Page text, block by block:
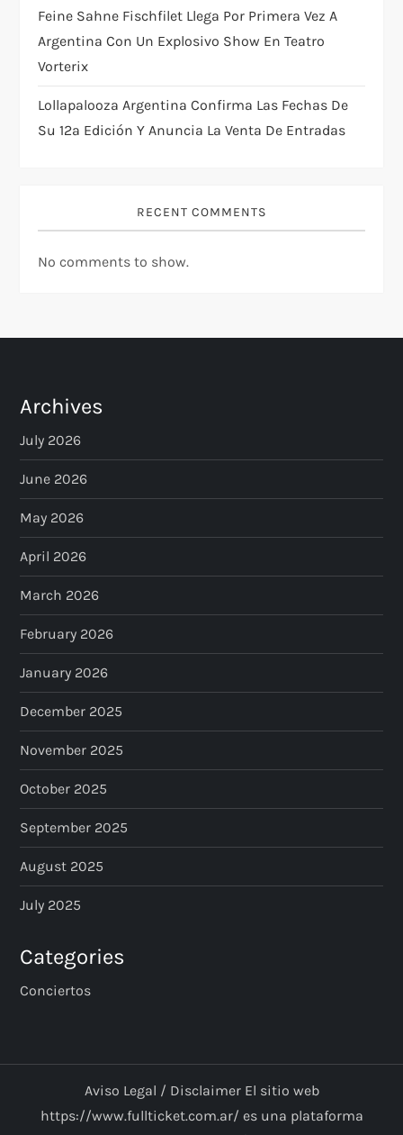
Feine Sahne Fischfilet Llega Por Primera Vez A
Argentina Con Un Explosivo Show En Teatro
Vorterix
Lollapalooza Argentina Confirma Las Fechas De
Su 12ª Edición Y Anuncia La Venta De Entradas
RECENT COMMENTS
No comments to show.
Archives
July 2026
June 2026
May 2026
April 2026
March 2026
February 2026
January 2026
December 2025
November 2025
October 2025
September 2025
August 2025
July 2025
Categories
Conciertos
Aviso Legal / Disclaimer El sitio web
https://www.fullticket.com.ar/ es una plataforma